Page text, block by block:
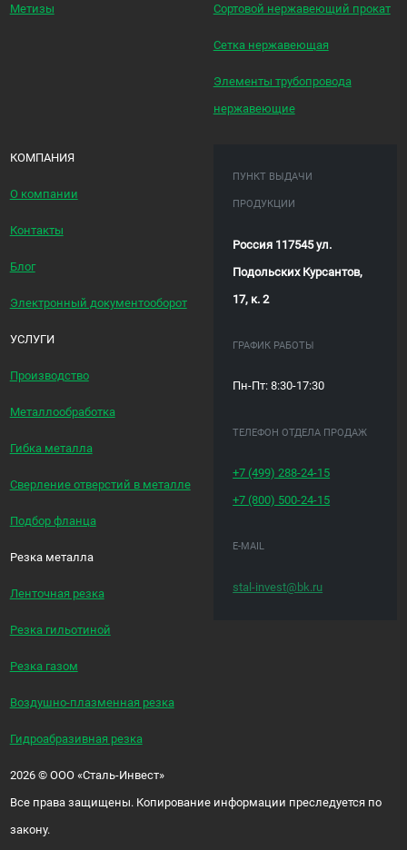
Метизы Сортовой нержавеющий прокат
Сетка нержавеющая
Элементы трубопровода
нержавеющие
КОМПАНИЯ
О компании
Контакты
Блог
Электронный документооборот
УСЛУГИ
Производство
Металлообработка
Гибка металла
Сверление отверстий в металле
Подбор фланца
Резка металла
Ленточная резка
Резка гильотиной
Резка газом
Воздушно-плазменная резка
Гидроабразивная резка
ПУНКТ ВЫДАЧИ
ПРОДУКЦИИ
Россия 117545 ул.
Подольских Курсантов,
17, к. 2
ГРАФИК РАБОТЫ
Пн-Пт: 8:30-17:30
ТЕЛЕФОН ОТДЕЛА ПРОДАЖ
+7 (499) 288-24-15
+7 (800) 500-24-15
E-MAIL
stal-invest@bk.ru
2026 ©ООО «Сталь-Инвест»
Все права защищены. Копирование информации преследуется по
закону.